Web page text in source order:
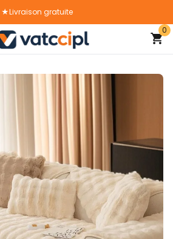
★Livraison gratuite
0